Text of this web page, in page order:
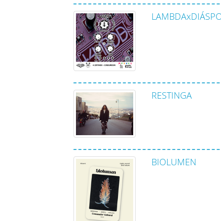
RESTINGA
BIOLUMEN